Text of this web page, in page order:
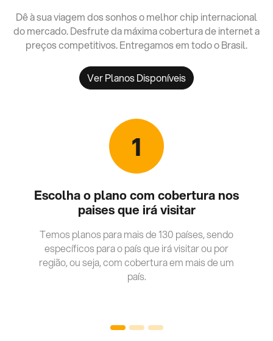
Dê à sua viagem dos sonhos o melhor chip internacional
do mercado. Desfrute da máxima cobertura de internet a
preços competitivos. Entregamos em todo o Brasil.
Ver Planos Disponíveis
1
Escolha o plano com cobertura nos
paises que irá visitar
Temos planos para mais de 130 países, sendo
específicos para o país que irá visitar ou por
região, ou seja, com cobertura em mais de um
país.